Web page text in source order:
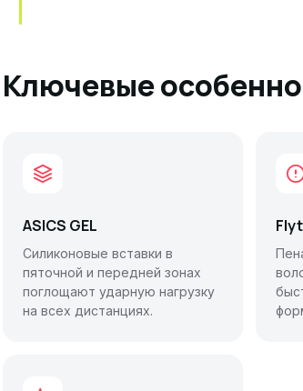
Ключевые
ASICS GEL
Силиконовые вставки в
пяточной и передней зонах
поглощают ударную нагрузку
на всех дистанциях.